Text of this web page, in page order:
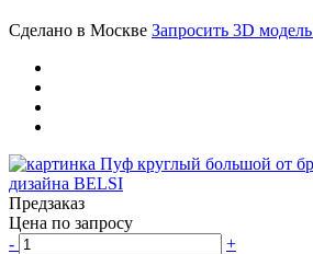
Сделано в Москве Запросить 3D модель
Предзаказ
Цена по запросу
-
+